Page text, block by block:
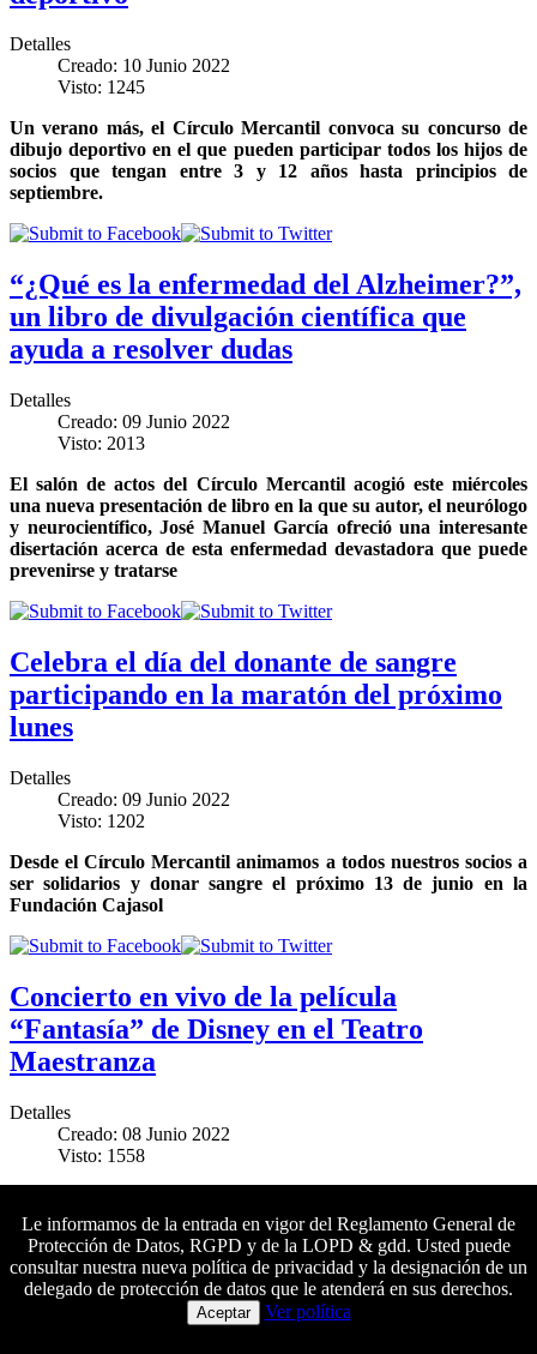
Detalles
Creado: 10 Junio 2022
Visto: 1245
Un verano más, el Círculo Mercantil convoca su concurso de
dibujo deportivo en el que pueden participar todos los hijos de
socios que tengan entre 3 y 12 años hasta principios de
septiembre.
“¿Qué es la enfermedad del Alzheimer?”,
un libro de divulgación científica que
ayuda a resolver dudas
Detalles
Creado: 09 Junio 2022
Visto: 2013
El salón de actos del Círculo Mercantil acogió este miércoles
una nueva presentación de libro en la que su autor, el neurólogo
y neurocientífico, José Manuel García ofreció una interesante
disertación acerca de esta enfermedad devastadora que puede
prevenirse y tratarse
Celebra el día del donante de sangre
participando en la maratón del próximo
lunes
Detalles
Creado: 09 Junio 2022
Visto: 1202
Desde el Círculo Mercantil animamos a todos nuestros socios a
ser solidarios y donar sangre el próximo 13 de junio en la
Fundación Cajasol
Concierto en vivo de la película
“Fantasía” de Disney en el Teatro
Maestranza
Detalles
Creado: 08 Junio 2022
Visto: 1558
entradas para este concierto de la Real Orquesta Sinfónica de
Sevilla que tendrá lugar el próximo fin de semana
‘Una vida a todo color’ y el arte de vivir
Colaboradores principales
Le informamos de la entrada en vigor del Reglamento General de
Protección de Datos, RGPD y de la LOPD & gdd. Usted puede
consultar nuestra nueva política de privacidad y la designación de un
delegado de protección de datos que le atenderá en sus derechos.
Aceptar Ver política